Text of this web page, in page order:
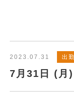
2023.07.31 出
7月31日 (月